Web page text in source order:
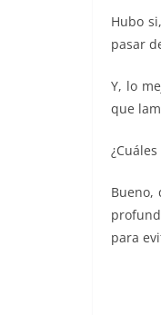
Hubo
pasar
Y, lo
que
Bueno,
para